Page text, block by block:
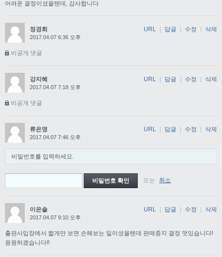
어려운 결정이셨을텐데, 감사합니다
정경희
2017.04.07 6:36 오후
비공개 댓글
URL 답글 수정 삭제
강지혜
2017.04.07 7:18 오후
비공개 댓글
URL 답글 수정 삭제
류은영
2017.04.07 7:46 오후
비밀번호를 입력하세요.
또는 취소
URL 답글 수정 삭제
이은솔
2017.04.07 9:10 오후
출판사입장에서 짧게만 보면 손해보는 일이셨을텐데 판매중지 결정 멋있습니다!
응원하겠습니다!!
URL 답글 수정 삭제